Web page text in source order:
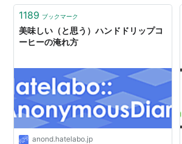
二人分を瓶に小分けしたコーヒーの蓋を…
1189 ブックマーク
美味しい（と思う）ハンドドリップコ
ーヒーの淹れ方
anond.hatelabo.jp